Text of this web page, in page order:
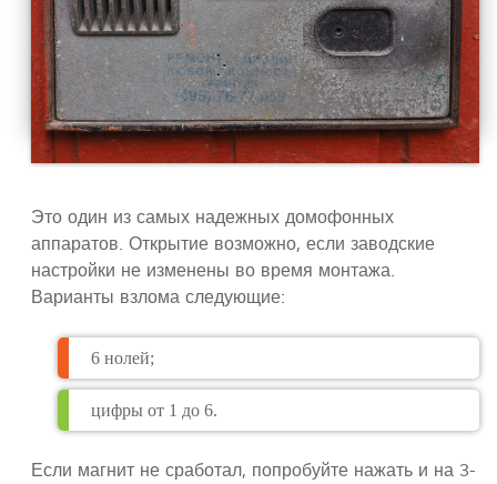
Это один из самых надежных домофонных
аппаратов. Открытие возможно, если заводские
настройки не изменены во время монтажа.
Варианты взлома следующие:
6 нолей;
цифры от 1 до 6.
Если магнит не сработал, попробуйте нажать и на 3-